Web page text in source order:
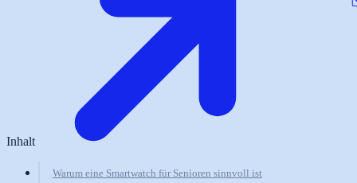
Inhalt
Warum eine Smartwatch für Senioren sinnvoll ist